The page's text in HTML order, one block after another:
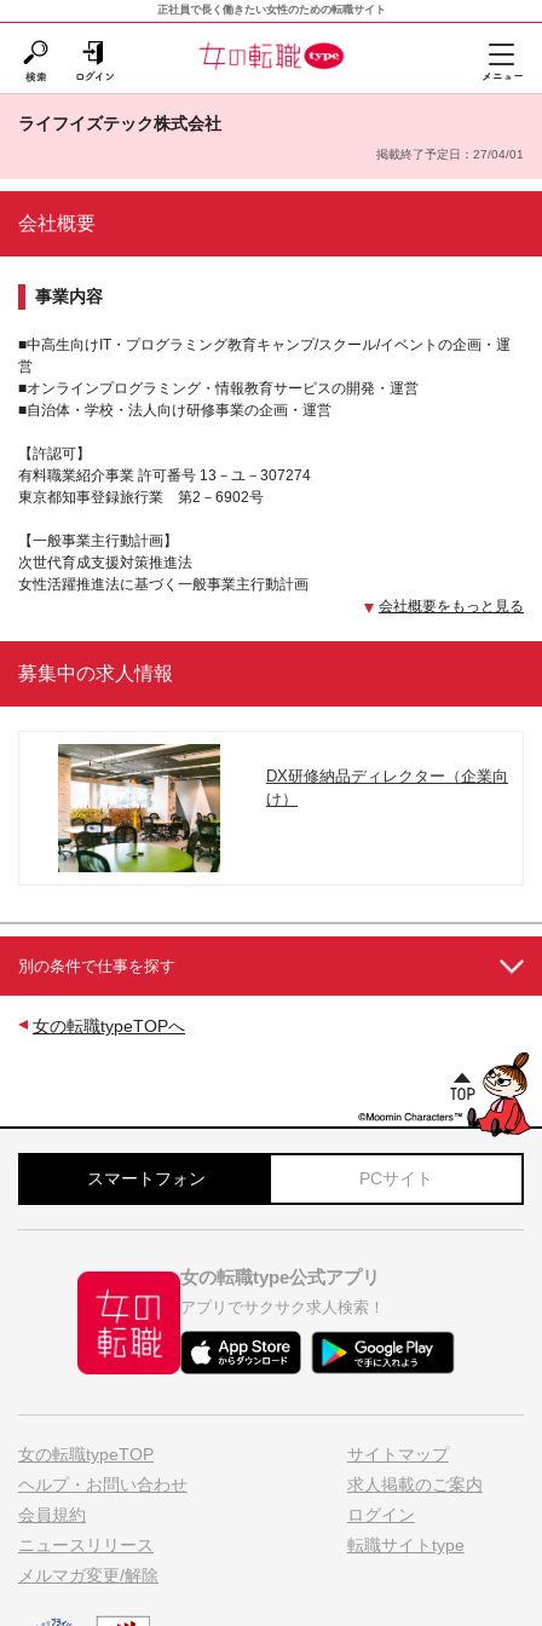
正社員で長く働きたい女性のための転職サイト
ライフイズテック株式会社
掲載終了予定日：27/04/01
会社概要
事業内容
■中高生向けIT・プログラミング教育キャンプ/スクール/イベントの企画・運
営
■オンラインプログラミング・情報教育サービスの開発・運営
■自治体・学校・法人向け研修事業の企画・運営
【許認可】
有料職業紹介事業 許可番号 13－ユ－307274
東京都知事登録旅行業 第2－6902号
【一般事業主行動計画】
次世代育成支援対策推進法
女性活躍推進法に基づく一般事業主行動計画
会社概要をもっと見る
募集中の求人情報
DX研修納品ディレクター（企業向
け）
別の条件で仕事を探す
女の転職typeTOPへ
スマートフォン PCサイト
女の転職type公式アプリ
アプリでサクサク求人検索！
女の転職typeTOP
ヘルプ・お問い合わせ
会員規約
ニュースリリース
メルマガ変更/解除
サイトマップ
求人掲載のご案内
ログイン
転職サイトtype